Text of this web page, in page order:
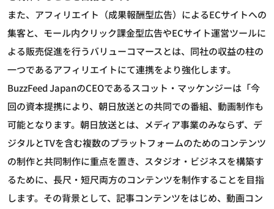
また、アフィリエイト（成果報酬型広告）によるECサイトへの
集客と、モール内クリック課金型広告やECサイト運営ツールに
よる販売促進を行うバリューコマースとは、同社の収益の柱の
一つであるアフィリエイトにて連携をより強化します。
BuzzFeed JapanのCEOであるスコット・マッケンジーは「今
回の資本提携により、朝日放送との共同での番組、動画制作も
可能となります。朝日放送とは、メディア事業のみならず、デ
ジタルとTVを含む複数のプラットフォームのためのコンテンツ
の制作と共同制作に重点を置き、スタジオ・ビジネスを構築す
るために、長尺・短尺両方のコンテンツを制作することを目指
します。その背景として、記事コンテンツをはじめ、動画コン